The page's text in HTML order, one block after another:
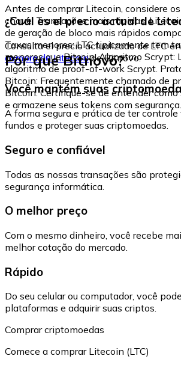
Antes de comprar Litecoin, considere
chave: Transações mais rápidas:
de geração de bloco mais rápidos
Taxas menores: LTC tipicamente tem
menores que Bitcoin. Algoritmo Scrypt:
algoritmo de proof-of-work Scrypt.
Bitcoin: Frequentemente chamado de
Bitcoin. Certifique-se de entender
e armazene seus tokens com segurança.
¿Cuál es el precio actual de
Consulta el precio actualizado de LTC
compra de Litecoinde Bitnovo.
Por que Bitnovo?
Você mantém suas
A forma segura e prática de ter controle
fundos e proteger suas criptomoedas.
Seguro e confiável
Todas as nossas transações são
segurança informática.
O melhor preço
Com o mesmo dinheiro, você recebe
melhor cotação do mercado.
Rápido
Do seu celular ou computador, você
plataformas e adquirir suas criptos.
Comprar criptomoedas
Comece a comprar Litecoin (LTC)